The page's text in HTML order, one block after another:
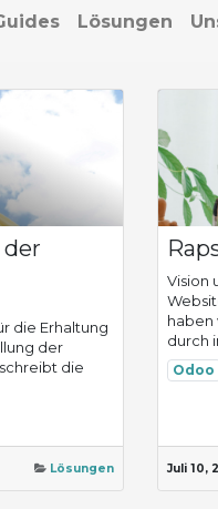
Lösungen
die Erhaltung
der
die
Lösungen
Vision
haben
durch
Odoo
Juli 10,